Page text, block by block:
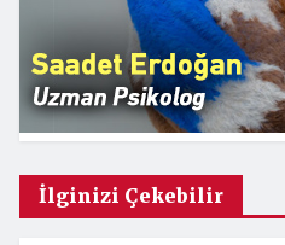
İlginizi Çekebilir